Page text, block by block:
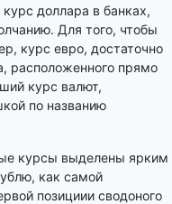
доллара в банках,
Для того, чтобы
курс евро, достаточно
расположенного прямо
курс валют,
по названию
курсы выделены ярким
как самой
позициии сводоного